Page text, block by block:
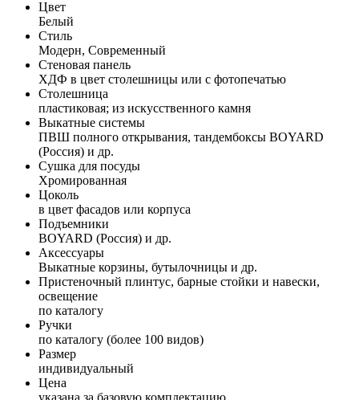
Цвет
Белый
Стиль
Модерн, Современный
Стеновая панель
ХДФ в цвет столешницы или с фотопечатью
Столешница
пластиковая; из искусственного камня
Выкатные системы
ПВШ полного открывания, тандембоксы BOYARD
(Россия) и др.
Сушка для посуды
Хромированная
Цоколь
в цвет фасадов или корпуса
Подъемники
BOYARD (Россия) и др.
Аксессуары
Выкатные корзины, бутылочницы и др.
Пристеночный плинтус, барные стойки и навески,
освещение
по каталогу
Ручки
по каталогу (более 100 видов)
Размер
индивидуальный
Цена
указана за базовую комплектацию